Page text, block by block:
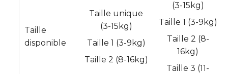
Taille
disponible
Taille unique
(3-15kg)
Taille 1 (3-9kg)
Taille 2 (8-16kg)
(3-15kg)
Taille 1 (3-9kg)
Taille 2 (8-
16kg)
Taille 3 (11-